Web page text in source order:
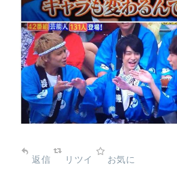
返信 リツイ お気に